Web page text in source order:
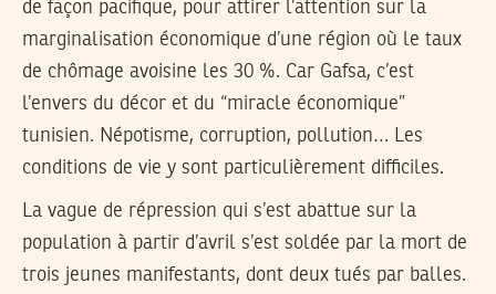
de façon pacifique, pour attirer l’attention sur la
marginalisation économique d’une région où le taux
de chômage avoisine les 30 %. Car Gafsa, c’est
l’envers du décor et du “miracle économique”
tunisien. Népotisme, corruption, pollution… Les
conditions de vie y sont particulièrement difficiles.
La vague de répression qui s’est abattue sur la
population à partir d’avril s’est soldée par la mort de
trois jeunes manifestants, dont deux tués par balles.